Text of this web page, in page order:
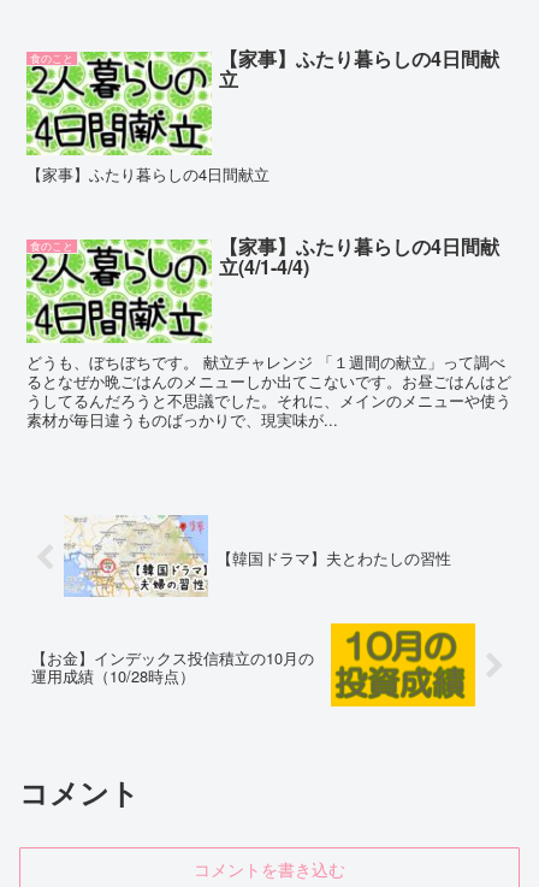
食のこと 【家事】ふたり暮らしの4日間献
立
【家事】ふたり暮らしの4日間献立
食のこと 【家事】ふたり暮らしの4日間献
立(4/1-4/4)
どうも、ぼちぼちです。 献立チャレンジ 「１週間の献立」って調べ
るとなぜか晩ごはんのメニューしか出てこないです。お昼ごはんはど
うしてるんだろうと不思議でした。それに、メインのメニューや使う
素材が毎日違うものばっかりで、現実味が...
【韓国ドラマ】夫とわたしの習性
【お金】インデックス投信積立の10月の
運用成績（10/28時点）
コメント
コメントを書き込む